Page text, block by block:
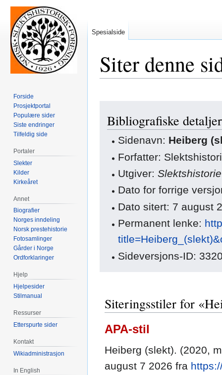
Siter denne
navigering
søkBibliografiske
Sidenavn: Heiberg
Forfatter:
Utgiver:
Dato for forrige
Dato sitert: 7 august
Permanent lenke:
Sideversjons-ID:
Siteringsstiler for
APA-stil
Heiberg (slekt). (2020,
august 7 2026 fra
Spesialside
Forside
Prosjektportal
Populære sider
Siste endringer
Tilfeldig side
Portaler
Slekter
Kilder
Kirkeåret
Annet
Biografier
Norges inndeling
Norsk prestehistorie
Fotosamlinger
Gårder i Norge
Ordforklaringer
Hjelp
Hjelpesider
Stilmanual
Ressurser
Etterspurte sider
Kontakt
Wikiadministrasjon
In English